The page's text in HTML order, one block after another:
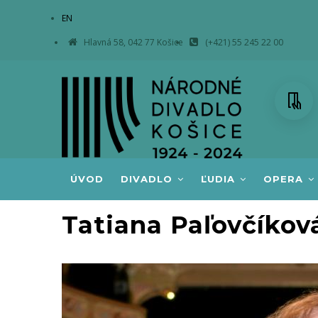
EN
Hlavná 58, 042 77 Košice
(+421) 55 245 22 00
MAIN
ÚVOD DIVADLO ĽUDIA OPERA
Tatiana